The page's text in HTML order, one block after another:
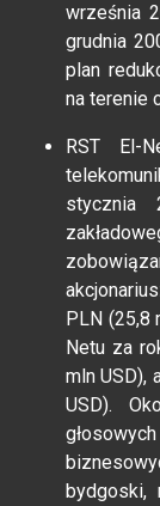
września
grudnia
plan
na terenie
RST El-
stycznia
PLN (25,8
Netu za
mln USD),
USD).
bydgoski,